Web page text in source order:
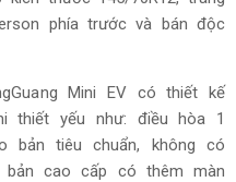
phía trước và bán độc
Mini EV có thiết kế
thiết yếu như: điều hòa 1
bản tiêu chuẩn, không có
bản cao cấp có thêm màn